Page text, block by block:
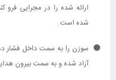
ارائه شده را در مجرایی
شده است.
آزاد شده و به سمت بیرون